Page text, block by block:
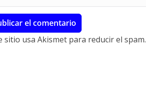
sitio usa Akismet para reducir el spam.